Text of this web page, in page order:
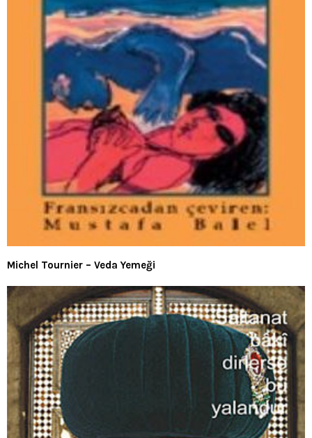
Michel Tournier – Veda Yemeği